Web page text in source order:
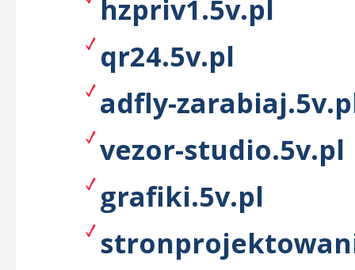
hzpriv1.5v.pl
qr24.5v.pl
adfly-
vezor-studio.5v.pl
grafiki.5v.pl